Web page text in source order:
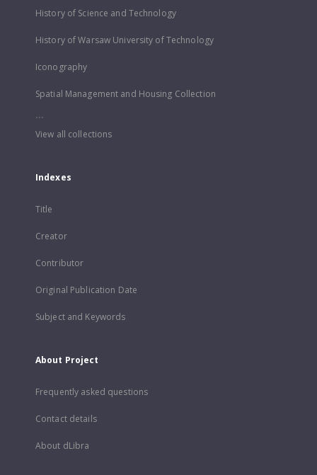
History of Science and Technology
History of Warsaw University of Technology
Iconography
Spatial Management and Housing Collection
...
View all collections
Indexes
Title
Creator
Contributor
Original Publication Date
Subject and Keywords
About Project
Frequently asked questions
Contact details
About dLibra